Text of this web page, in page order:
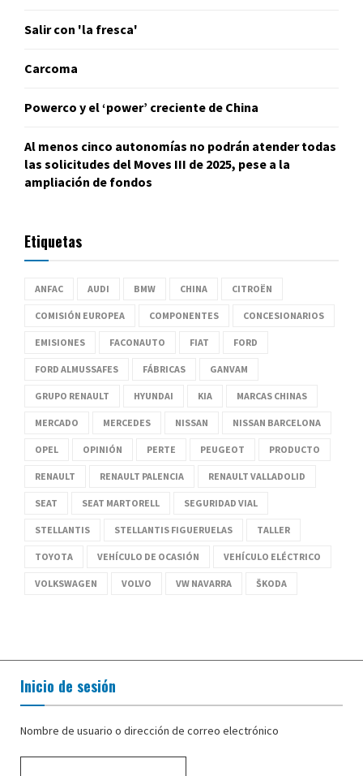
Salir con 'la fresca'
Carcoma
Powerco y el ‘power’ creciente de China
Al menos cinco autonomías no podrán atender todas
las solicitudes del Moves III de 2025, pese a la
ampliación de fondos
Etiquetas
ANFAC AUDI BMW CHINA CITROËN
COMISIÓN EUROPEA COMPONENTES CONCESIONARIOS
EMISIONES FACONAUTO FIAT FORD
FORD ALMUSSAFES FÁBRICAS GANVAM
GRUPO RENAULT HYUNDAI KIA MARCAS CHINAS
MERCADO MERCEDES NISSAN NISSAN BARCELONA
OPEL OPINIÓN PERTE PEUGEOT PRODUCTO
RENAULT RENAULT PALENCIA RENAULT VALLADOLID
SEAT SEAT MARTORELL SEGURIDAD VIAL
STELLANTIS STELLANTIS FIGUERUELAS TALLER
TOYOTA VEHÍCULO DE OCASIÓN VEHÍCULO ELÉCTRICO
VOLKSWAGEN VOLVO VW NAVARRA ŠKODA
Inicio de sesión
Nombre de usuario o dirección de correo electrónico